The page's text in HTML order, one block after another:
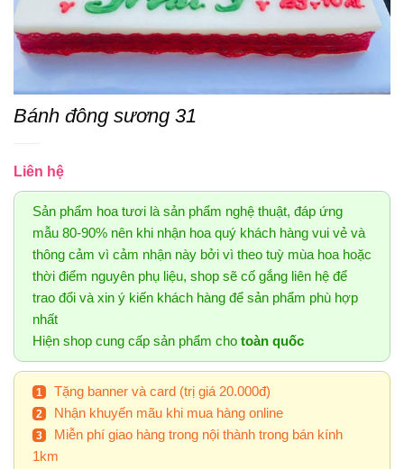
Bánh đông sương 31
Liên hệ
Sản phẩm hoa tươi là sản phẩm nghệ thuật, đáp ứng
mẫu 80-90% nên khi nhận hoa quý khách hàng vui vẻ và
thông cảm vì cảm nhận này bởi vì theo tuỳ mùa hoa hoặc
thời điểm nguyên phụ liệu, shop sẽ cố gắng liên hệ để
trao đổi và xin ý kiến khách hàng để sản phẩm phù hợp
nhất
Hiện shop cung cấp sản phẩm cho toàn quốc
Tặng banner và card (trị giá 20.000đ)
Nhận khuyến mãu khi mua hàng online
Miễn phí giao hàng trong nội thành trong bán kính
1km